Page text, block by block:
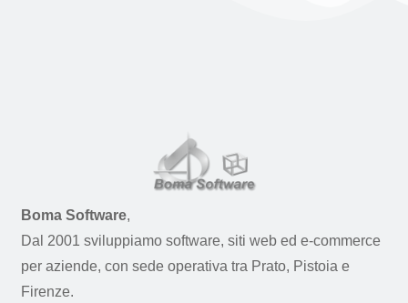
Boma Software,
Dal 2001 sviluppiamo software, siti web ed e-commerce
per aziende, con sede operativa tra Prato, Pistoia e
Firenze.